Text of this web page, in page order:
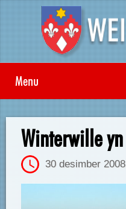
Menu
Winterwille
30 desimber 2008